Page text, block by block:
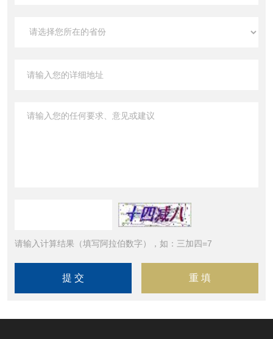
请输入计算结果（填写阿拉伯数字），如：三加四=7